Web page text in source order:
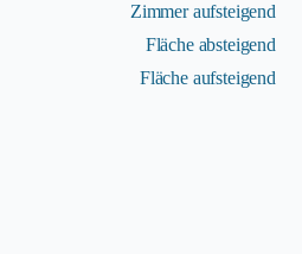
Zimmer aufsteigend
Fläche absteigend
Fläche aufsteigend